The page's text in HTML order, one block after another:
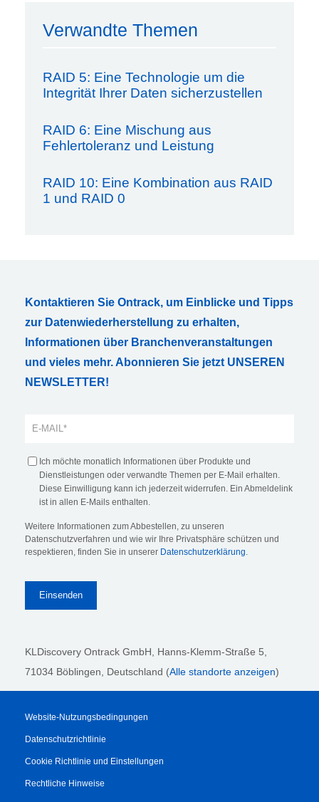
Verwandte Themen
RAID 5: Eine Technologie um die
Integrität Ihrer Daten sicherzustellen
RAID 6: Eine Mischung aus
Fehlertoleranz und Leistung
RAID 10: Eine Kombination aus RAID
1 und RAID 0
Kontaktieren Sie Ontrack, um Einblicke und Tipps
zur Datenwiederherstellung zu erhalten,
Informationen über Branchenveranstaltungen
und vieles mehr. Abonnieren Sie jetzt UNSEREN
NEWSLETTER!
Ich möchte monatlich Informationen über Produkte und
Dienstleistungen oder verwandte Themen per E-Mail erhalten.
Diese Einwilligung kann ich jederzeit widerrufen. Ein Abmeldelink
ist in allen E-Mails enthalten.
Weitere Informationen zum Abbestellen, zu unseren
Datenschutzverfahren und wie wir Ihre Privatsphäre schützen und
respektieren, finden Sie in unserer Datenschutzerklärung
KLDiscovery Ontrack GmbH, Hanns-Klemm-Straße 5
71034 Böblingen , Deutschland (Alle standorte anzeigen)
Website-Nutzungsbedingungen
Datenschutzrichtlinie
Cookie Richtlinie und Einstellungen
Rechtliche Hinweise